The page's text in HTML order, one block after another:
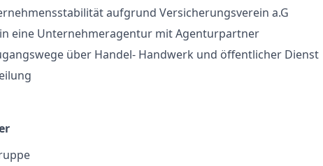
aufgrund Versicherungsverein a.G
eine Unternehmeragentur mit Agenturpartner
über Handel- Handwerk und öffentlicher Dienst